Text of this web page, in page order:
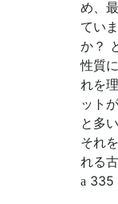
め、
てい
か？
性質
れを
ット
と多
それ
れる
335